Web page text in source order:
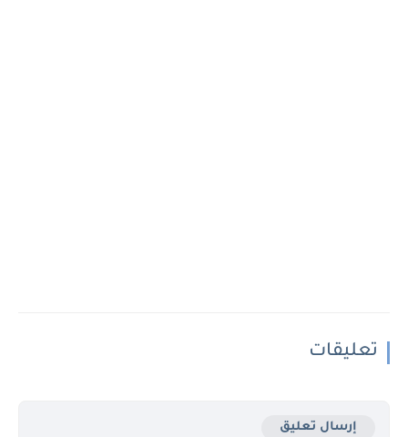
تعليقات
إرسال تعليق